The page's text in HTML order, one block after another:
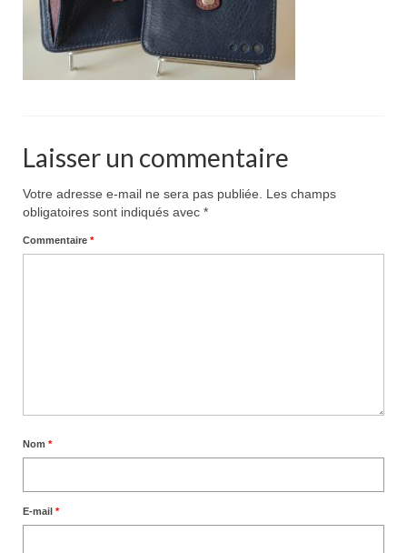
Pour acheter
Contact
Laisser un commentaire
Votre adresse e-mail ne sera pas publiée.
Les champs
obligatoires sont indiqués avec *
Commentaire *
Nom *
E-mail *